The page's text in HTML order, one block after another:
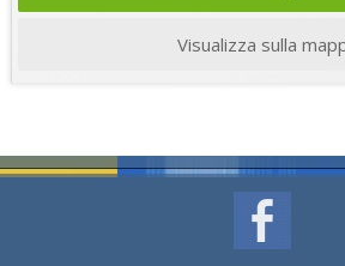
Visualizza sulla